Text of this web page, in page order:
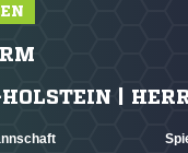
HOLSTEIN |